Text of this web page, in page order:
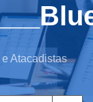
Atacadistas